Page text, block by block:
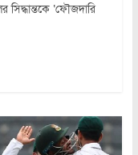
সিদ্ধান্তকে ‘ফৌজদারি